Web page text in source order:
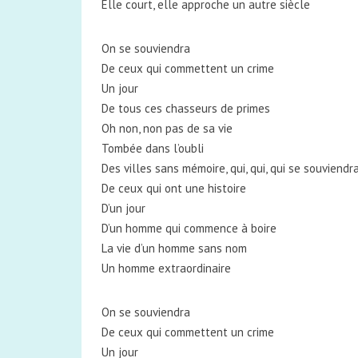
Elle court, elle approche un autre siècle
On se souviendra
De ceux qui commettent un crime
Un jour
De tous ces chasseurs de primes
Oh non, non pas de sa vie
Tombée dans l’oubli
Des villes sans mémoire, qui, qui, qui se
De ceux qui ont une histoire
D’un jour
D’un homme qui commence à boire
La vie d’un homme sans nom
Un homme extraordinaire
On se souviendra
De ceux qui commettent un crime
Un jour